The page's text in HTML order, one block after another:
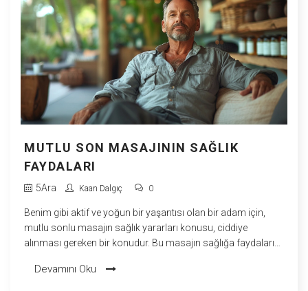
MUTLU SON MASAJININ SAĞLIK
FAYDALARI
5Ara Kaan Dalgıç 0
Benim gibi aktif ve yoğun bir yaşantısı olan bir adam için,
mutlu sonlu masajın sağlık yararları konusu, ciddiye
alınması gereken bir konudur. Bu masajın sağlığa faydaları
bu deneyimi yaşamak, bedenime ve zihnime büyük bir iyilik
Devamını Oku